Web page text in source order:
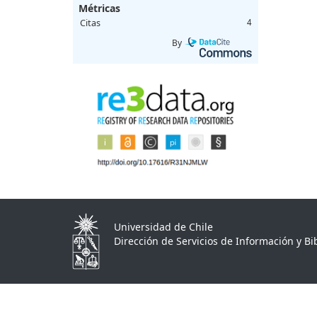
Métricas
Citas 4
By
Universidad de Chile
Dirección de Servicios de Información y